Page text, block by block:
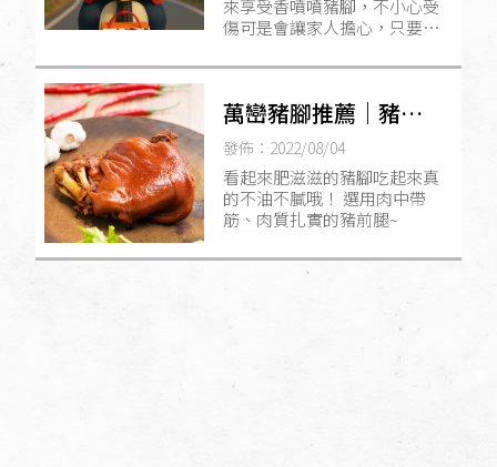
來享受香噴噴豬腳，不小心受
傷可是會讓家人擔心，只要掃
以輕鬆享受熊家萬巒豬腳囉。
萬巒豬腳推薦｜豬腳
禮盒推薦｜豬腳專賣
｜團購美食
發佈：2022/08/04
看起來肥滋滋的豬腳吃起來真
的不油不膩哦！ 選用肉中帶
筋、肉質扎實的豬前腿~